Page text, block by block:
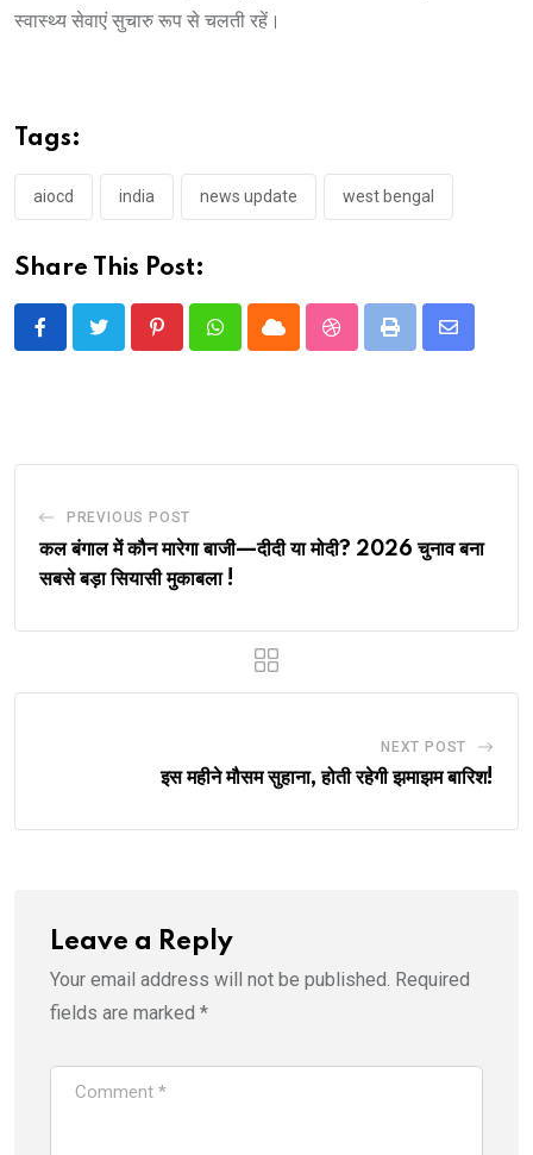
स्वास्थ्य सेवाएं सुचारु रूप से चलती रहें।
Tags:
aiocd india news update west bengal
Share This Post:
PinterestWhatsappCloud StumbleUpon
Print
Share
PREVIOUS POST
कल बंगाल में कौन मारेगा बाजी—दीदी या मोदी? 2026 चुनाव बना
सबसे बड़ा सियासी मुकाबला !
NEXT POST
इस महीने मौसम सुहाना, होती रहेगी झमाझम बारिश!
Leave a Reply
Your email address will not be published. Required
fields are marked *